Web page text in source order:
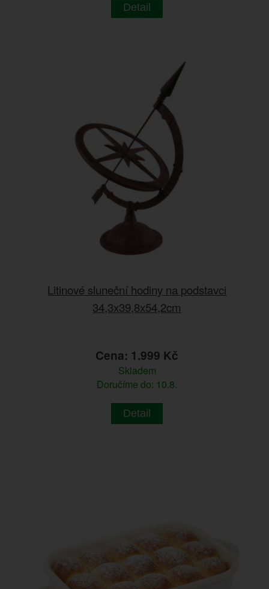
Detail
Litinové sluneční hodiny na podstavci
34,3x39,8x54,2cm
Cena: 1.999 Kč
Skladem
Doručíme do: 10.8.
Detail